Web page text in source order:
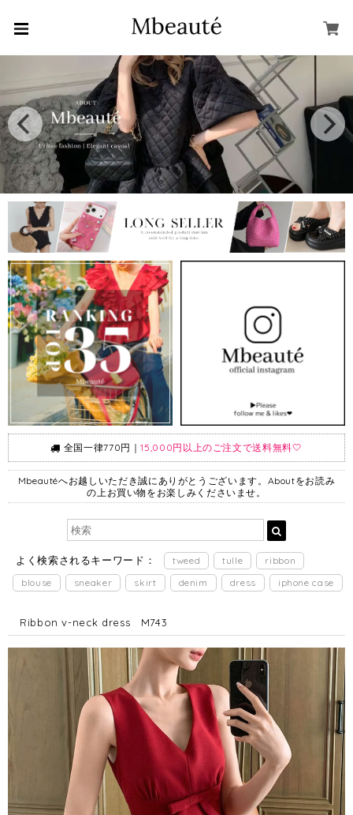
全国一律770円｜15,000円以上のご注文で送料無料🤍
Mbeautéへお越しいただき誠にありがとうございます。Aboutをお読み
の上お買い物をお楽しみくださいませ。
よく検索されるキーワード： tweed tulle
ribbon
blouse
sneaker skirt denim dress iphone case
Ribbon v-neck dress M743